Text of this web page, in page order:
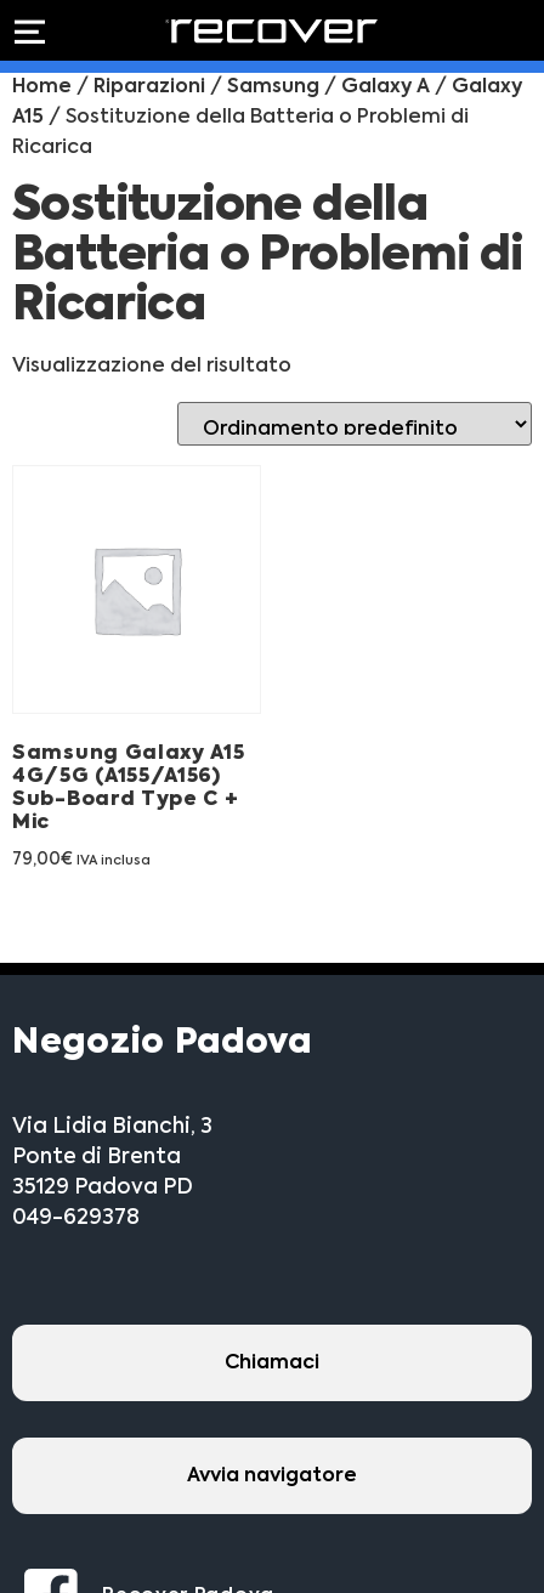
Preventivo online
Shop online
ACQUISTA IPHONE
Rivenditori B2B
Franchising
PREVENTIVO
Preventivo
RIPARAZIONE
IPHONE
schermo
Sostituzione
batteria
Home / Riparazioni / Samsung / Galaxy A / Galaxy
A15 / Sostituzione della Batteria o Problemi di
Ricarica
Sostituzione della
Batteria o Problemi di
Ricarica
Visualizzazione del risultato
Samsung Galaxy A15
4G/5G (A155/A156)
Sub-Board Type C +
Mic
79,00€ IVA inclusa
Negozio Padova
Via Lidia Bianchi, 3
Ponte di Brenta
35129 Padova PD
049-629378
Chiamaci
Avvia navigatore